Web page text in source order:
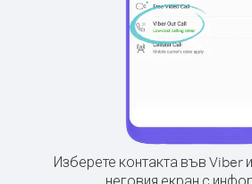
Изберете контакта във Viber
неговия екран с